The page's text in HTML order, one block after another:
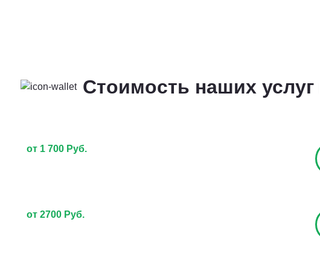
Стоимость наших
от 1 700 Руб.
от 2700 Руб.